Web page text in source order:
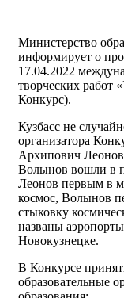
Министерство
информирует о
17.04.2022
творческих работ
Конкурс).
Кузбасс не
организатора
Архипович
Волынов вошли в
Леонов первым в
космос, Волынов
стыковку
названы
Новокузнецке.
В Конкурсе
образовательные